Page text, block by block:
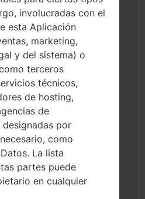
es archivo 1, elíjalo aquí)
selecciónelo aquí):
región y operador"
***: "País y regióny
archivos a Odin 3.
flash, use CSC _ *** o
_ *** para mantener sus
y entre al Modo
hacer todos los
involucradas con el
esta Aplicación
marketing,
y del sistema) o
terceros
técnicos,
de hosting,
de
por
como
La lista
partes puede
en cualquier